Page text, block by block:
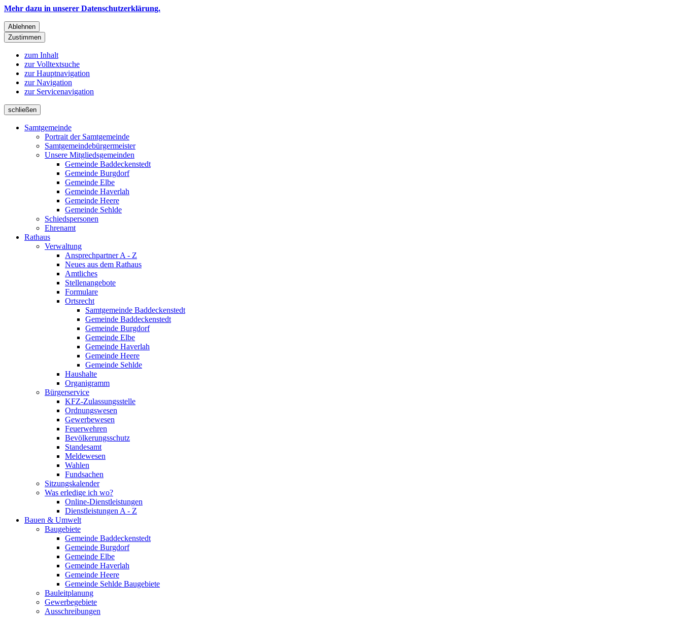
Mehr dazu in unserer Datenschutzerklärung.
Ablehnen
Zustimmen
zum Inhalt
zur Volltextsuche
zur Hauptnavigation
zur Navigation
zur Servicenavigation
schließen
Samtgemeinde
Portrait der Samtgemeinde
Samtgemeindebürgermeister
Unsere Mitgliedsgemeinden
Gemeinde Baddeckenstedt
Gemeinde Burgdorf
Gemeinde Elbe
Gemeinde Haverlah
Gemeinde Heere
Gemeinde Sehlde
Schiedspersonen
Ehrenamt
Rathaus
Verwaltung
Ansprechpartner A - Z
Neues aus dem Rathaus
Amtliches
Stellenangebote
Formulare
Ortsrecht
Samtgemeinde Baddeckenstedt
Gemeinde Baddeckenstedt
Gemeinde Burgdorf
Gemeinde Elbe
Gemeinde Haverlah
Gemeinde Heere
Gemeinde Sehlde
Haushalte
Organigramm
Bürgerservice
KFZ-Zulassungsstelle
Ordnungswesen
Gewerbewesen
Feuerwehren
Bevölkerungsschutz
Standesamt
Meldewesen
Wahlen
Fundsachen
Sitzungskalender
Was erledige ich wo?
Online-Dienstleistungen
Dienstleistungen A - Z
Bauen & Umwelt
Baugebiete
Gemeinde Baddeckenstedt
Gemeinde Burgdorf
Gemeinde Elbe
Gemeinde Haverlah
Gemeinde Heere
Gemeinde Sehlde Baugebiete
Bauleitplanung
Gewerbegebiete
Ausschreibungen